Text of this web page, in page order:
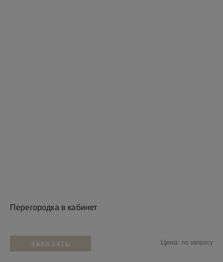
Перегородка в кабинет
ЗАКАЗАТЬ Цена: по запросу